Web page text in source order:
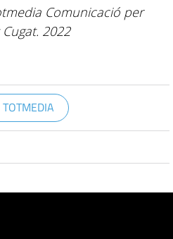
Comunicació per
2022
TOTMEDIA